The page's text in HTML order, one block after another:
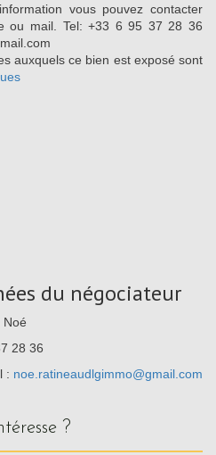
vous pouvez contacter
ou mail. Tel: +33 6 95 37 28 36
auxquels ce bien est exposé sont
du négociateur
Noé
28 36
: noe.ratineaudlgimmo@gmail.com
?